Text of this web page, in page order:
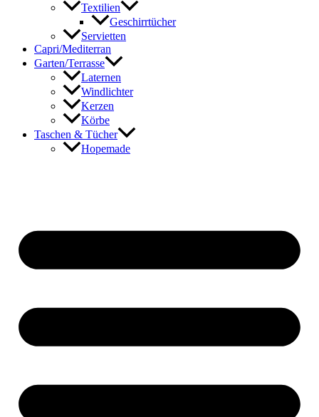
Textilien
Geschirrtücher
Servietten
Capri/Mediterran
Garten/Terrasse
Laternen
Windlichter
Kerzen
Körbe
Taschen & Tücher
Hopemade